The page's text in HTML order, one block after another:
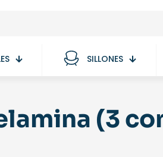
SILLONES
(3